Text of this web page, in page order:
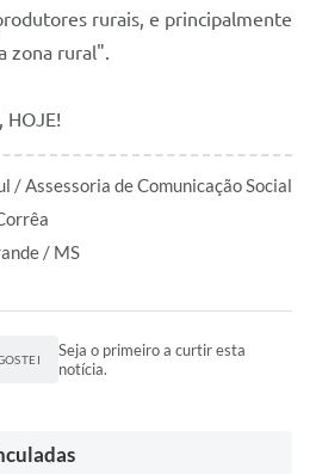
rurais, e principalmente
zona rural".
HOJE!
/ Assessoria de Comunicação Social
/ MS
Seja o primeiro a curtir esta
notícia.